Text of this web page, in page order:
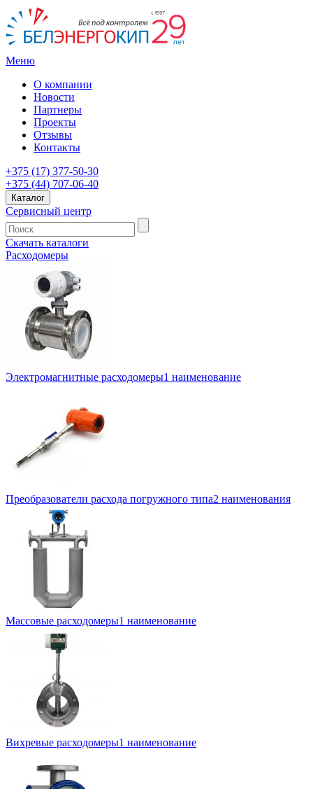
Меню
О компании
Новости
Партнеры
Проекты
Отзывы
Контакты
+375 (17) 377-50-30
+375 (44) 707-06-40
Каталог
Сервисный центр
Скачать каталоги
Расходомеры
Электромагнитные расходомеры1 наименование
Преобразователи расхода погружного типа2 наименования
Массовые расходомеры1 наименование
Вихревые расходомеры1 наименование